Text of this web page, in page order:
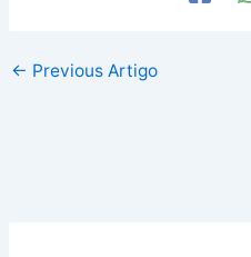
← Previous Artigo